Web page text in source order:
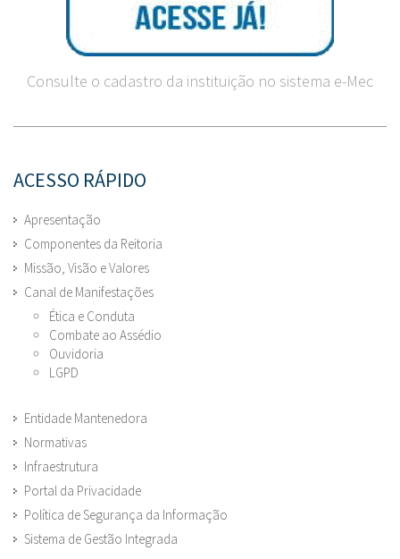
Consulte o cadastro da instituição no sistema e-Mec
ACESSO RÁPIDO
Apresentação
Componentes da Reitoria
Missão, Visão e Valores
Canal de Manifestações
Ética e Conduta
Combate ao Assédio
Ouvidoria
LGPD
Entidade Mantenedora
Normativas
Infraestrutura
Portal da Privacidade
Política de Segurança da Informação
Sistema de Gestão Integrada